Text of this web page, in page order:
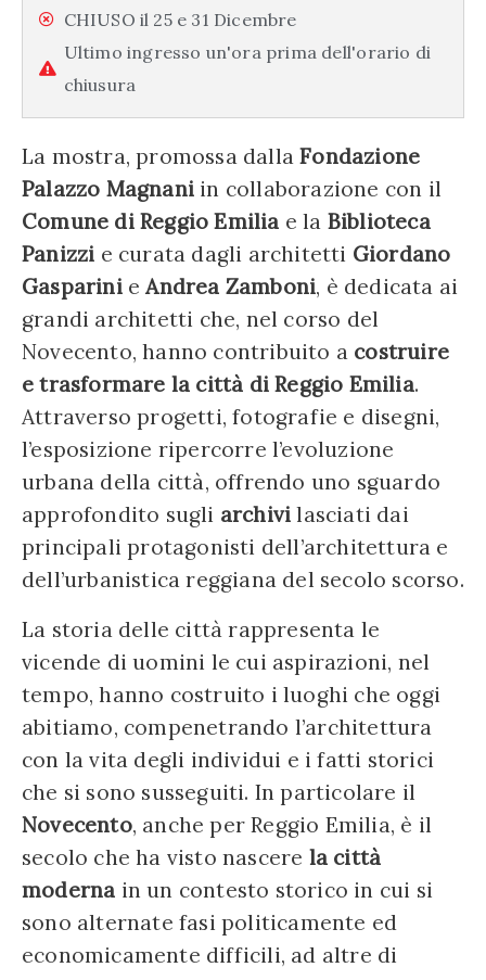
CHIUSO il 25 e 31 Dicembre
Ultimo ingresso un'ora prima dell'orario di
chiusura
La mostra, promossa dallaFondazione
Palazzo Magnani in collaborazione con il
Comune di Reggio Emilia e la Biblioteca
Panizzi e curata dagli architetti Giordano
GasparinieAndrea Zamboni, è dedicata ai
grandi architetti che, nel corso del
Novecento, hanno contribuito a costruire
e trasformare la città di Reggio Emilia.
Attraverso progetti, fotografie e disegni,
l’esposizione ripercorre l’evoluzione
urbana della città, offrendo uno sguardo
approfondito sugli archivi lasciati dai
principali protagonisti dell’architettura e
dell’urbanistica reggiana del secolo scorso.
La storia delle città rappresenta le
vicende di uomini le cui aspirazioni, nel
tempo, hanno costruito i luoghi che oggi
abitiamo, compenetrando l’architettura
con la vita degli individui e i fatti storici
che si sono susseguiti. In particolare il
Novecento, anche per Reggio Emilia, è il
secolo che ha visto nascere la città
moderna in un contesto storico in cui si
sono alternate fasi politicamente ed
economicamente difficili, ad altre di